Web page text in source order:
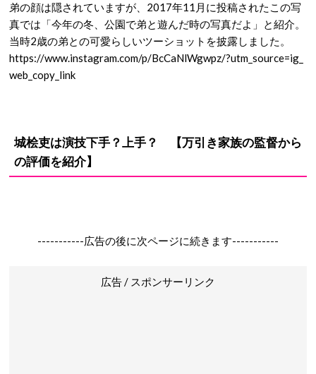
弟の顔は隠されていますが、2017年11月に投稿されたこの写
真では「今年の冬、公園で弟と遊んだ時の写真だよ」と紹介。
当時2歳の弟との可愛らしいツーショットを披露しました。
https://www.instagram.com/p/BcCaNlWgwpz/?utm_source=ig_
web_copy_link
城桧吏は演技下手？上手？ 【万引き家族の監督から
の評価を紹介】
-----------広告の後に次ページに続きます-----------
広告 / スポンサーリンク